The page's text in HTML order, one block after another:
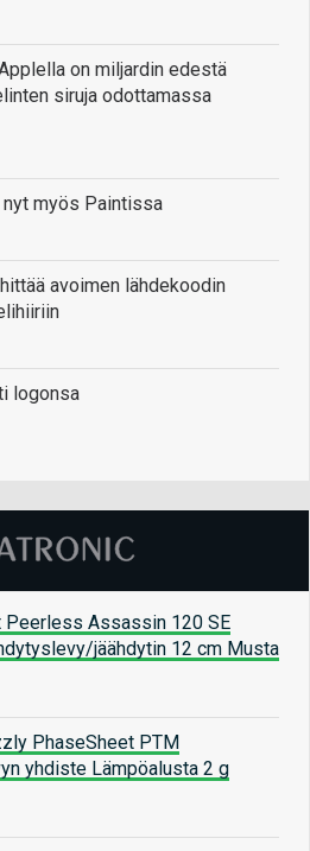
on miljardin edestä
siruja odottamassa
myös Paintissa
avoimen lähdekoodin
logonsa
Peerless Assassin 120 SE
jäähdytin 12 cm Musta
PhaseSheet PTM
yhdiste Lämpöalusta 2 g